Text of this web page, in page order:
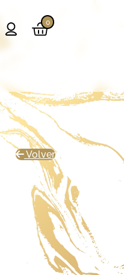
0
Volver